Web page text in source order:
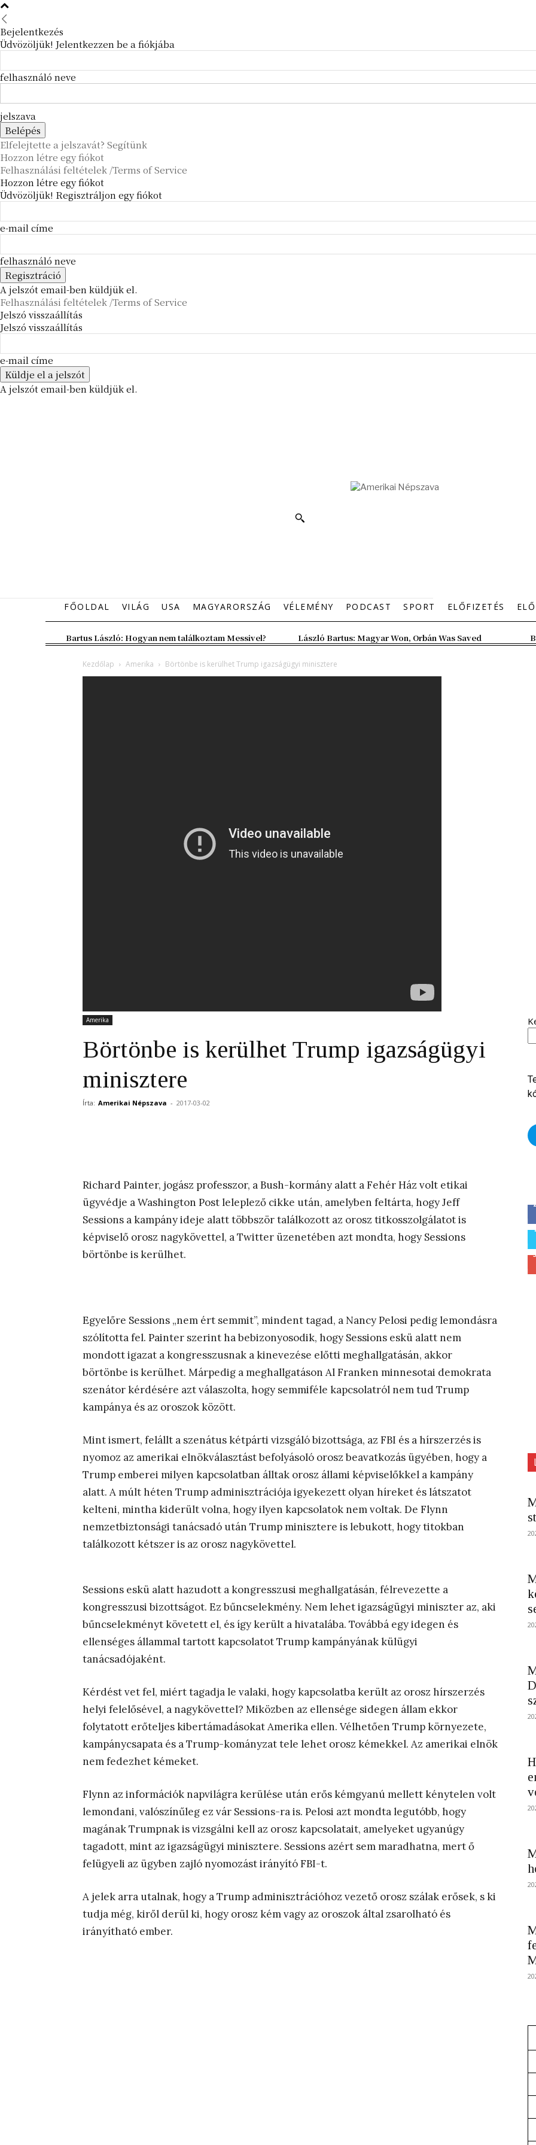
Bejelentkezés
Üdvözöljük! Jelentkezzen be a fiókjába
felhasználó neve
jelszava
Elfelejtette a jelszavát? Segítünk
Hozzon létre egy fiókot
Felhasználási feltételek /Terms of Service
Hozzon létre egy fiókot
Üdvözöljük! Regisztráljon egy fiókot
e-mail címe
felhasználó neve
A jelszót email-ben küldjük el.
Felhasználási feltételek /Terms of Service
Jelszó visszaállítás
Jelszó visszaállítás
e-mail címe
A jelszót email-ben küldjük el.
FŐOLDAL VILÁG USA MAGYARORSZÁG VÉLEMÉNY PODCAST SPORT ELŐFIZETÉS
Bartus László: Hogyan nem találkoztam Messivel? László Bartus: Magyar Won, Orbán Was Saved
Kezdőlap Amerika Börtönbe is kerülhet Trump igazságügyi minisztere
Amerika
Börtönbe is kerülhet Trump igazságügyi
minisztere
Írta: Amerikai Népszava - 2017-03-02
Richard Painter, jogász professzor, a Bush-kormány alatt a Fehér Ház volt etikai
ügyvédje a Washington Post leleplező cikke után, amelyben feltárta, hogy Jeff
Sessions a kampány ideje alatt többször találkozott az orosz titkosszolgálatot is
képviselő orosz nagykövettel, a Twitter üzenetében azt mondta, hogy Sessions
börtönbe is kerülhet.
Egyelőre Sessions „nem ért semmit”, mindent tagad, a Nancy Pelosi pedig lemondásra
szólította fel. Painter szerint ha bebizonyosodik, hogy Sessions eskü alatt nem
mondott igazat a kongresszusnak a kinevezése előtti meghallgatásán, akkor
börtönbe is kerülhet. Márpedig a meghallgatáson Al Franken minnesotai demokrata
szenátor kérdésére azt válaszolta, hogy semmiféle kapcsolatról nem tud Trump
kampánya és az oroszok között.
Mint ismert, felállt a szenátus kétpárti vizsgáló bizottsága, az FBI és a hírszerzés is
nyomoz az amerikai elnökválasztást befolyásoló orosz beavatkozás ügyében, hogy a
Trump emberei milyen kapcsolatban álltak orosz állami képviselőkkel a kampány
alatt. A múlt héten Trump adminisztrációja igyekezett olyan híreket és látszatot
kelteni, mintha kiderült volna, hogy ilyen kapcsolatok nem voltak. De Flynn
nemzetbiztonsági tanácsadó után Trump minisztere is lebukott, hogy titokban
találkozott kétszer is az orosz nagykövettel.
Sessions eskü alatt hazudott a kongresszusi meghallgatásán, félrevezette a
kongresszusi bizottságot. Ez bűncselekmény. Nem lehet igazságügyi miniszter az, aki
bűncselekményt követett el, és így került a hivatalába. Továbbá egy idegen és
ellenséges állammal tartott kapcsolatot Trump kampányának külügyi
tanácsadójaként.
Kérdést vet fel, miért tagadja le valaki, hogy kapcsolatba került az orosz hírszerzés
helyi felelősével, a nagykövettel? Miközben az ellensége sidegen állam ekkor
folytatott erőteljes kibertámadásokat Amerika ellen. Vélhetően Trump környezete,
kampánycsapata és a Trump-kományzat tele lehet orosz kémekkel. Az amerikai elnök
nem fedezhet kémeket.
Flynn az információk napvilágra kerülése után erős kémgyanú mellett kénytelen volt
lemondani, valószínűleg ez vár Sessions-ra is. Pelosi azt mondta legutóbb, hogy
magának Trumpnak is vizsgálni kell az orosz kapcsolatait, amelyeket ugyanúgy
tagadott, mint az igazságügyi minisztere. Sessions azért sem maradhatna, mert ő
felügyeli az ügyben zajló nyomozást irányító FBI-t.
A jelek arra utalnak, hogy a Trump adminisztrációhoz vezető orosz szálak erősek, s ki
tudja még, kiről derül ki, hogy orosz kém vagy az oroszok által zsarolható és
irányítható ember.